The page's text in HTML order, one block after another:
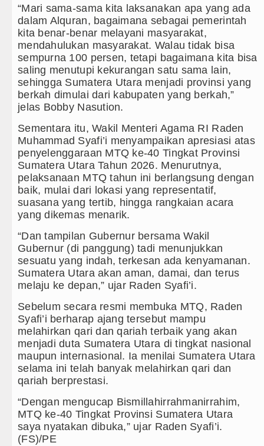
“Mari sama-sama kita laksanakan apa yang ada
dalam Alquran, bagaimana sebagai pemerintah
kita benar-benar melayani masyarakat,
mendahulukan masyarakat. Walau tidak bisa
sempurna 100 persen, tetapi bagaimana kita bisa
saling menutupi kekurangan satu sama lain,
sehingga Sumatera Utara menjadi provinsi yang
berkah dimulai dari kabupaten yang berkah,”
jelas Bobby Nasution.
Sementara itu, Wakil Menteri Agama RI Raden
Muhammad Syafi’i menyampaikan apresiasi atas
penyelenggaraan MTQ ke-40 Tingkat Provinsi
Sumatera Utara Tahun 2026. Menurutnya,
pelaksanaan MTQ tahun ini berlangsung dengan
baik, mulai dari lokasi yang representatif,
suasana yang tertib, hingga rangkaian acara
yang dikemas menarik.
“Dan tampilan Gubernur bersama Wakil
Gubernur (di panggung) tadi menunjukkan
sesuatu yang indah, terkesan ada kenyamanan.
Sumatera Utara akan aman, damai, dan terus
melaju ke depan,” ujar Raden Syafi’i.
Sebelum secara resmi membuka MTQ, Raden
Syafi’i berharap ajang tersebut mampu
melahirkan qari dan qariah terbaik yang akan
menjadi duta Sumatera Utara di tingkat nasional
maupun internasional. Ia menilai Sumatera Utara
selama ini telah banyak melahirkan qari dan
qariah berprestasi.
“Dengan mengucap Bismillahirrahmanirrahim,
MTQ ke-40 Tingkat Provinsi Sumatera Utara
saya nyatakan dibuka,” ujar Raden Syafi’i.
(FS)/PE